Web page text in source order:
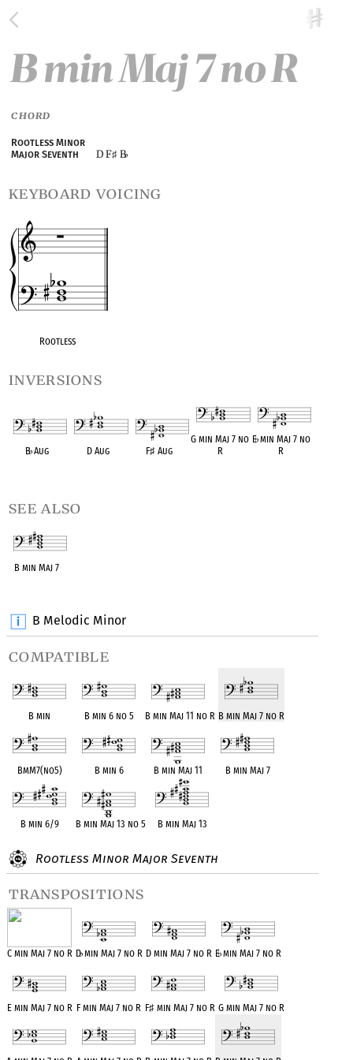
B Melodic Minor
compatible
B min B min 6 no 5 B min Maj 11 no R B min Maj 7 no R
BmM7(no5) B min 6 B min Maj 11 B min Maj 7
B min 6/9 B min Maj 13 no 5 B min Maj 13
Rootless Minor Major Seventh
transpositions
C min Maj 7 no R D♭min Maj 7 no R D min Maj 7 no R E♭min Maj 7 no R
E min Maj 7 no R F min Maj 7 no R F♯ min Maj 7 no R G min Maj 7 no R
B min Maj 7 no R
CHORD
Rootless Minor
Major Seventh
D F♯ B♭
keyboard voicing
Rootless
inversions
B♭Aug D Aug F♯Aug
G min Maj 7 no
R
E♭min Maj 7 no
R
see also
B min Maj 7